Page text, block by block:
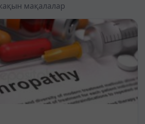
мақалалар